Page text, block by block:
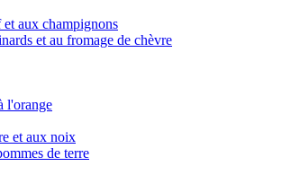
et aux champignons
et au fromage de chèvre
l'orange
et aux noix
de terre